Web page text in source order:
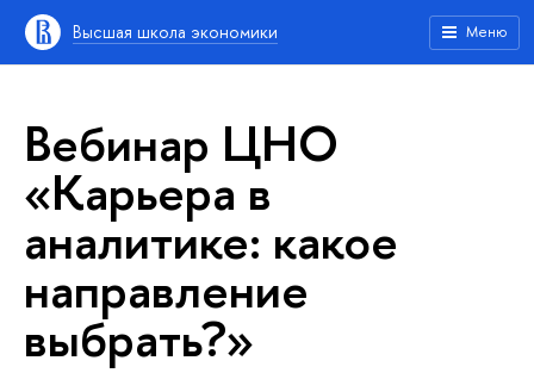
Высшая школа экономики Меню
Вебинар ЦНО
«Карьера в
аналитике: какое
направление
выбрать?»